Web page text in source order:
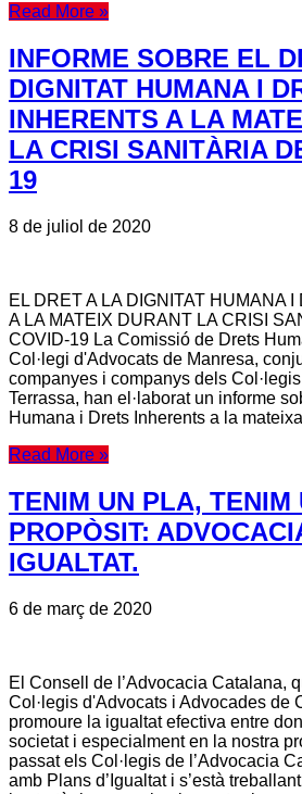
Read More »
INFORME SOBRE EL
DIGNITAT HUMANA I
INHERENTS A LA
LA CRISI SANITÀRIA
19
8 de juliol de 2020
EL DRET A LA DIGNITAT HUMANA
A LA MATEIX DURANT LA CRISI
COVID-19 La Comissió de Drets
Col·legi d'Advocats de Manresa,
companyes i companys dels
Terrassa, han el·laborat un informe
Humana i Drets Inherents a la
Read More »
TENIM UN PLA, TENIM
PROPÒSIT:
IGUALTAT.
6 de març de 2020
El Consell de l’Advocacia Catalana,
Col·legis d'Advocats i Advocades de
promoure la igualtat efectiva entre
societat i especialment en la nostra
passat els Col·legis de l’Advocacia
amb Plans d’Igualtat i s’està